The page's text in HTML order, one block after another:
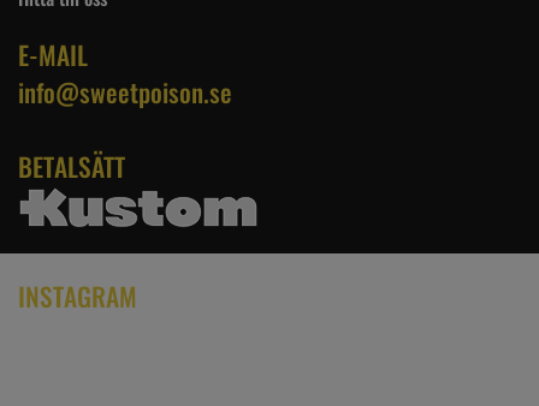
E-MAIL
info@sweetpoison.se
BETALSÄTT
INSTAGRAM